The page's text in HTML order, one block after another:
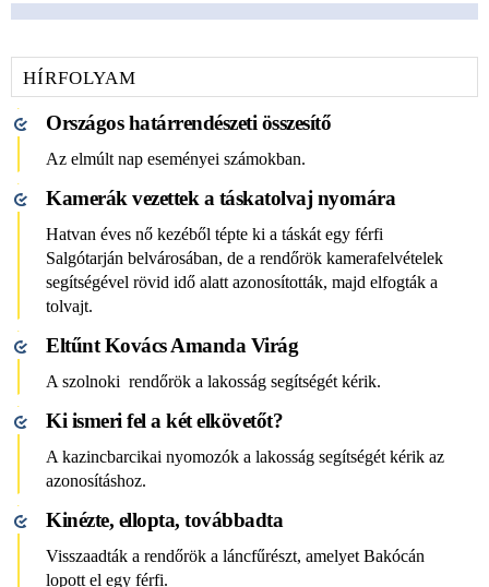
HÍRFOLYAM
Országos határrendészeti összesítő
Az elmúlt nap eseményei számokban.
Kamerák vezettek a táskatolvaj nyomára
Hatvan éves nő kezéből tépte ki a táskát egy férfi
Salgótarján belvárosában, de a rendőrök kamerafelvételek
segítségével rövid idő alatt azonosították, majd elfogták a
tolvajt.
Eltűnt Kovács Amanda Virág
A szolnoki rendőrök a lakosság segítségét kérik.
Ki ismeri fel a két elkövetőt?
A kazincbarcikai nyomozók a lakosság segítségét kérik az
azonosításhoz.
Kinézte, ellopta, továbbadta
Visszaadták a rendőrök a láncfűrészt, amelyet Bakócán
lopott el egy férfi.